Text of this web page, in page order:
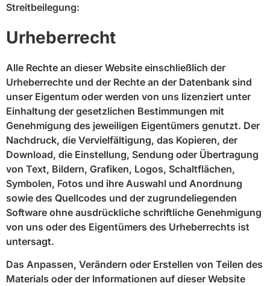
Streitbeilegung:
Urheberrecht
Alle Rechte an dieser Website einschließlich der
Urheberrechte und der Rechte an der Datenbank sind
unser Eigentum oder werden von uns lizenziert unter
Einhaltung der gesetzlichen Bestimmungen mit
Genehmigung des jeweiligen Eigentümers genutzt. Der
Nachdruck, die Vervielfältigung, das Kopieren, der
Download, die Einstellung, Sendung oder Übertragung
von Text, Bildern, Grafiken, Logos, Schaltflächen,
Symbolen, Fotos und ihre Auswahl und Anordnung
sowie des Quellcodes und der zugrundeliegenden
Software ohne ausdrückliche schriftliche Genehmigung
von uns oder des Eigentümers des Urheberrechts ist
untersagt.
Das Anpassen, Verändern oder Erstellen von Teilen des
Materials oder der Informationen auf dieser Website